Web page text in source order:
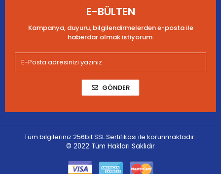
E-BÜLTEN
Kampanya, duyuru, bilgilendirmelerden e-posta ile
haberdar olmak istiyorum.
GÖNDER
Tüm bilgileriniz 256bit SSL Sertifikası ile korunmaktadır.
© 2022 Tüm Hakları Saklıdır